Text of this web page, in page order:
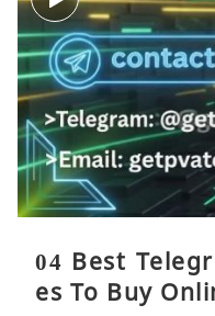
04 Best
es To Buy